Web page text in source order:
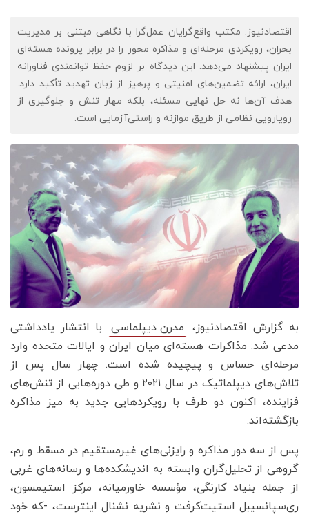
اقتصادنیوز: مکتب واقع‌گرایان عمل‌گرا با نگاهی مبتنی بر مدیریت
بحران، رویکردی مرحله‌ای و مذاکره‌ محور را در برابر پرونده هسته‌ای
ایران پیشنهاد می‌دهد. این دیدگاه بر لزوم حفظ توانمندی فناورانه
ایران، ارائه تضمین‌های امنیتی و پرهیز از زبان تهدید تأکید دارد.
هدف آن‌ها نه حل نهایی مسئله، بلکه مهار تنش و جلوگیری از
رویارویی نظامی از طریق موازنه و راستی‌آزمایی است.
به گزارش اقتصادنیوز، مدرن دیپلماسی
با انتشار یادداشتی
مدعی شد: مذاکرات هسته‌ای میان ایران و ایالات متحده وارد
مرحله‌ای حساس و پیچیده شده است. چهار سال پس از
تلاش‌های دیپلماتیک در سال ۲۰۲۱ و طی دوره‌هایی از تنش‌های
فزاینده، اکنون دو طرف با رویکردهایی جدید به میز مذاکره
بازگشته‌اند.
پس از سه دور مذاکره و رایزنی‌های غیرمستقیم در مسقط و رم،
گروهی از تحلیل‌گران وابسته به اندیشکده‌ها و رسانه‌های غربی
از جمله بنیاد کارنگی، مؤسسه خاورمیانه، مرکز استیمسون،
ری‌سپانسیبل استیت‌کرفت و نشریه نشنال اینترست، -که خود